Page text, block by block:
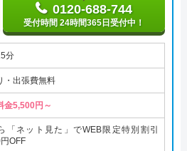
0120-688-744
受付時間 24時間365日受付中！
分
・出張費無料
金5,500円～
「ネット見た」でWEB限定特別割引
OFF